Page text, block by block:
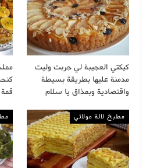
كيكتي العجيبة لي جربت وليت
مدمنة عليها بطريقة بسيطة
واقتصادية وبمذاق يا سلام
مطبخ لالة مولاتي